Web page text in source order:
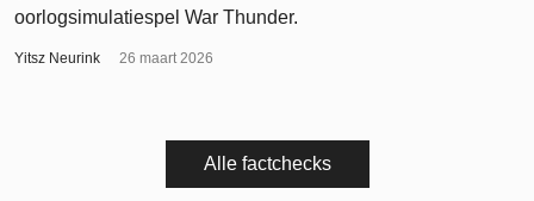
oorlogsimulatiespel War Thunder.
Yitsz Neurink 26 maart 2026
Alle factchecks